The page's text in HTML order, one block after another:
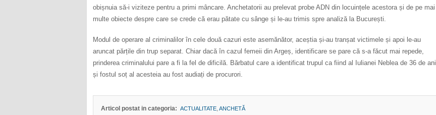
obișnuia să-i viziteze pentru a primi mâncare. Anchetatorii au prelevat probe ADN din locuințele acestora și de pe mai
multe obiecte despre care se crede că erau pătate cu sânge și le-au trimis spre analiză la București.
Modul de operare al criminalilor în cele două cazuri este asemănător, aceștia și-au tranșat victimele și apoi le-au
aruncat părțile din trup separat. Chiar dacă în cazul femeii din Argeș, identificare se pare că s-a făcut mai repede,
prinderea criminalului pare a fi la fel de dificilă. Bărbatul care a identificat trupul ca fiind al Iulianei Neblea de 36 de ani
și fostul soț al acesteia au fost audiați de procurori.
Articol postat in categoria: ACTUALITATE ANCHETĂ